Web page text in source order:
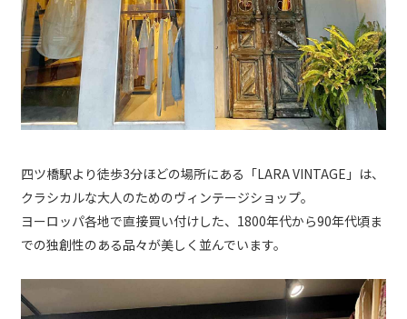
四ツ橋駅より徒歩3分ほどの場所にある「LARA VINTAGE」は、
クラシカルな大人のためのヴィンテージショップ。
ヨーロッパ各地で直接買い付けした、1800年代から90年代頃ま
での独創性のある品々が美しく並んでいます。